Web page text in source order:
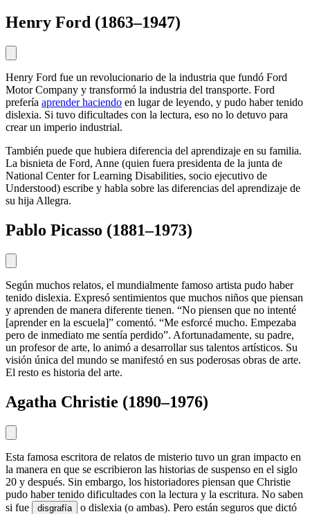
Henry Ford (1863–1947)
Henry Ford fue un revolucionario de la industria que fundó Ford
Motor Company y transformó la industria del transporte. Ford
prefería aprender haciendo en lugar de leyendo, y pudo haber tenido
dislexia. Si tuvo dificultades con la lectura, eso no lo detuvo para
crear un imperio industrial.
También puede que hubiera diferencia del aprendizaje en su familia.
La bisnieta de Ford, Anne (quien fuera presidenta de la junta de
National Center for Learning Disabilities, socio ejecutivo de
Understood) escribe y habla sobre las diferencias del aprendizaje de
su hija Allegra.
Pablo Picasso (1881–1973)
Según muchos relatos, el mundialmente famoso artista pudo haber
tenido dislexia. Expresó sentimientos que muchos niños que piensan
y aprenden de manera diferente tienen. “No piensen que no intenté
[aprender en la escuela]” comentó. “Me esforcé mucho. Empezaba
pero de inmediato me sentía perdido”. Afortunadamente, su padre,
un profesor de arte, lo animó a desarrollar sus talentos artísticos. Su
visión única del mundo se manifestó en sus poderosas obras de arte.
El resto es historia del arte.
Agatha Christie (1890–1976)
Esta famosa escritora de relatos de misterio tuvo un gran impacto en
la manera en que se escribieron las historias de suspenso en el siglo
20 y después. Sin embargo, los historiadores piensan que Christie
pudo haber tenido dificultades con la lectura y la escritura. No saben
si fue
disgrafía
o dislexia (o ambas). Pero están seguros que dictó